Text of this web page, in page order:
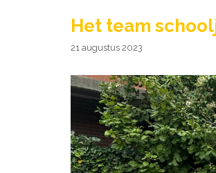
Het team
21 augustus 2023